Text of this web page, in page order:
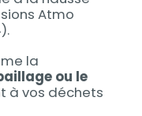
Atmo
la
ou le
à vos déchets